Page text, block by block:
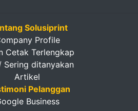
Solusiprint
Profile
Cetak Terlengkap
Sering ditanyakan
Artikel
Pelanggan
Business